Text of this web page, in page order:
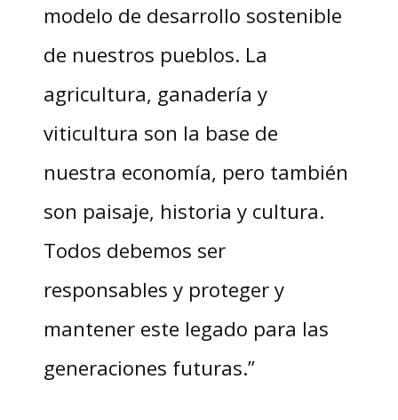
modelo de desarrollo sostenible
de nuestros pueblos. La
agricultura, ganadería y
viticultura son la base de
nuestra economía, pero también
son paisaje, historia y cultura.
Todos debemos ser
responsables y proteger y
mantener este legado para las
generaciones futuras.”